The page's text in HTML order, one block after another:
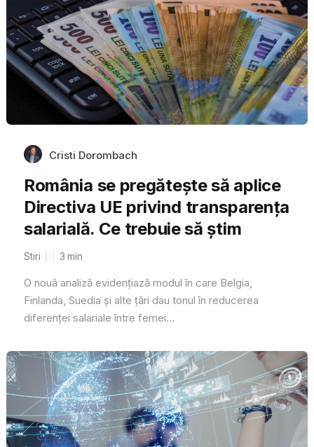
Cristi Dorombach
România se pregătește să aplice
Directiva UE privind transparența
salarială. Ce trebuie să știm
Stiri 3 min
O nouă analiză evidențiază modul în care Belgia,
Finlanda, Suedia și alte țări dau tonul în reducerea
diferenței salariale între femei...